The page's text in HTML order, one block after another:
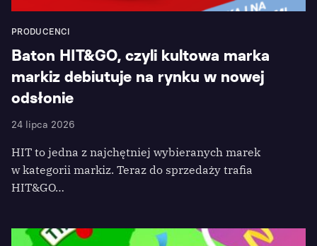
PRODUCENCI
Baton HIT&GO, czyli kultowa marka
markiz debiutuje na rynku w nowej
odsłonie
24 lipca 2026
HIT to jedna z najchętniej wybieranych marek
w kategorii markiz. Teraz do sprzedaży trafia
HIT&GO…